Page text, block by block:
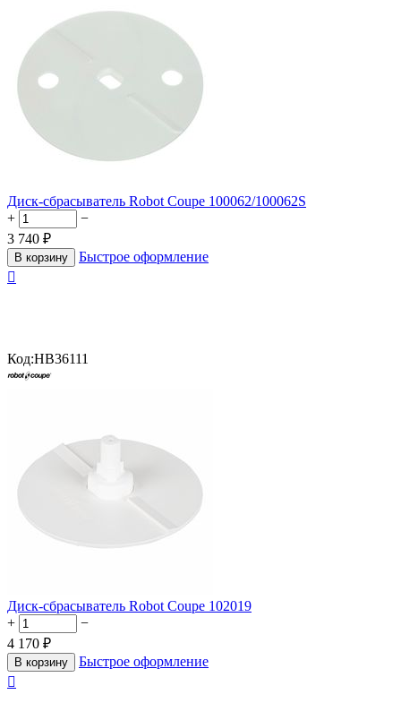
Диск-сбрасыватель Robot Coupe 100062/100062S
+
−
3 740 ₽
В корзину
Быстрое оформление

Код:HB36111
Диск-сбрасыватель Robot Coupe 102019
+
−
4 170 ₽
В корзину
Быстрое оформление
